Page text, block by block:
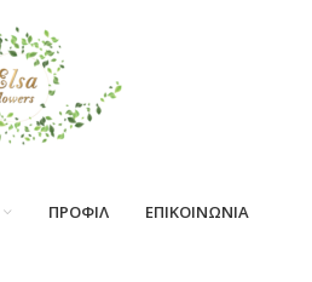
ΠΡΟΦΙΛ ΕΠΙΚΟΙΝΩΝΙΑ